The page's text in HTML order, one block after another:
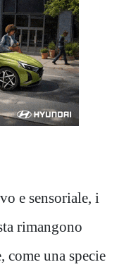
e sensoriale, i
rimangono
come una specie